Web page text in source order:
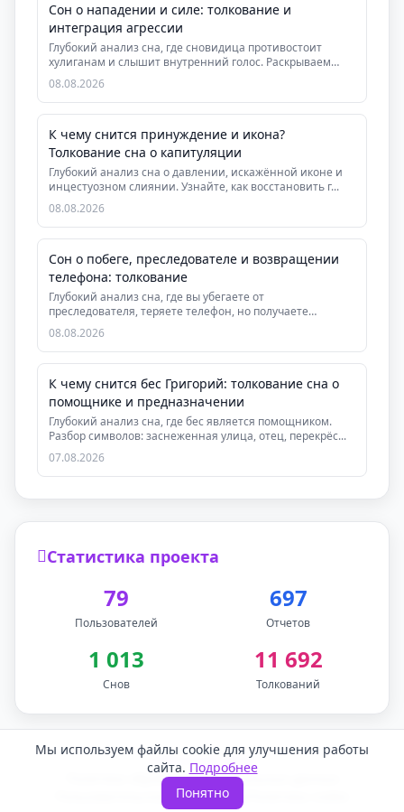
Сон о нападении и силе: толкование и
интеграция агрессии
Глубокий анализ сна, где сновидица противостоит
хулиганам и слышит внутренний голос. Раскрываем
знач...
08.08.2026
К чему снится принуждение и икона?
Толкование сна о капитуляции
Глубокий анализ сна о давлении, искажённой иконе и
инцестуозном слиянии. Узнайте, как восстановить г...
08.08.2026
Сон о побеге, преследователе и возвращении
телефона: толкование
Глубокий анализ сна, где вы убегаете от
преследователя, теряете телефон, но получаете
помощь. Раскры...
08.08.2026
К чему снится бес Григорий: толкование сна о
помощнике и предназначении
Глубокий анализ сна, где бес является помощником.
Разбор символов: заснеженная улица, отец, перекрёс...
07.08.2026
Статистика проекта
79
Пользователей
697
Отчетов
1 013
Снов
11 692
Толкований
Мы используем файлы cookie для улучшения работы
сайта. Подробнее
Понятно
Обратная связь
Политика обработки персональных данных
Пользовательское соглашение